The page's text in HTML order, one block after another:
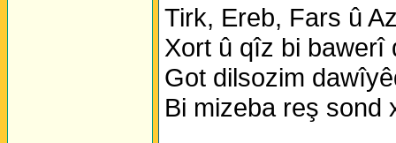
Tirk, Ereb, Fars û
Xort û qîz bi bawerî
Got dilsozim
Bi mizeba reş sond